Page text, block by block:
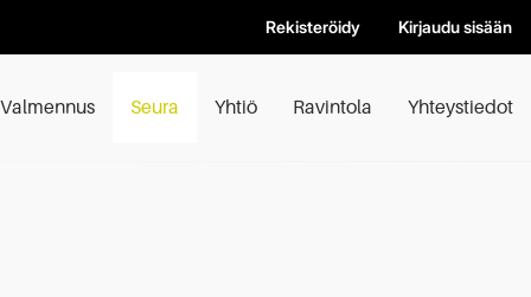
Rekisteröidy Kirjaudu sisään
Valmennus Seura Yhtiö Ravintola Yhteystiedot